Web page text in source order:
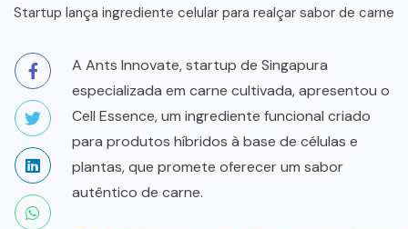
Startup lança ingrediente celular para realçar sabor de carne
A Ants Innovate, startup de Singapura
especializada em carne cultivada, apresentou o
Cell Essence, um ingrediente funcional criado
para produtos híbridos à base de células e
plantas, que promete oferecer um sabor
autêntico de carne.